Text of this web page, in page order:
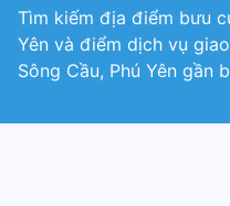
Tìm kiếm địa điểm bưu
Yên và điểm dịch vụ
Sông Cầu, Phú Yên gần